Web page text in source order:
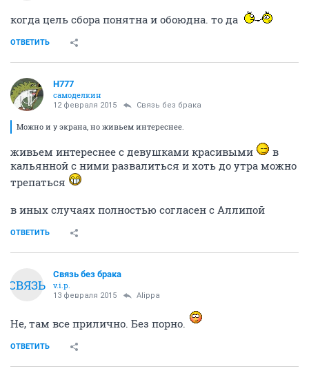
когда цель сбора понятна и обоюдна. то да
ОТВЕТИТЬ
H777
самоделкин
12 февраля 2015 Связь без брака
Можно и у экрана, но живьем интереснее.
живьем интереснее с девушками красивыми
в
кальянной с ними развалиться и хоть до утра можно
трепаться
в иных случаях полностью согласен с Аллипой
ОТВЕТИТЬ
СВЯЗЬ
Связь без брака
v.i.p.
13 февраля 2015 Alippa
Не, там все прилично. Без порно.
ОТВЕТИТЬ